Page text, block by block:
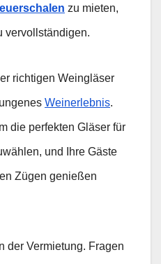
zu mieten,
vervollständigen.
richtigen Weingläser
Weinerlebnis.
die perfekten Gläser für
und Ihre Gäste
Zügen genießen
der Vermietung. Fragen